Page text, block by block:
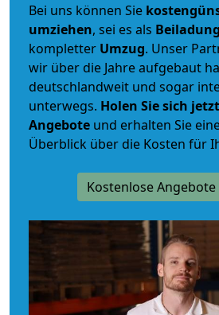
Bei uns können Sie
umziehen, sei es als Beiladung
kompletter Umzug. Unser
wir über die Jahre aufgebaut
deutschlandweit und sogar
unterwegs. Holen Sie sich
Angebote und erhalten Sie
Überblick über die Kosten für
Kostenlose